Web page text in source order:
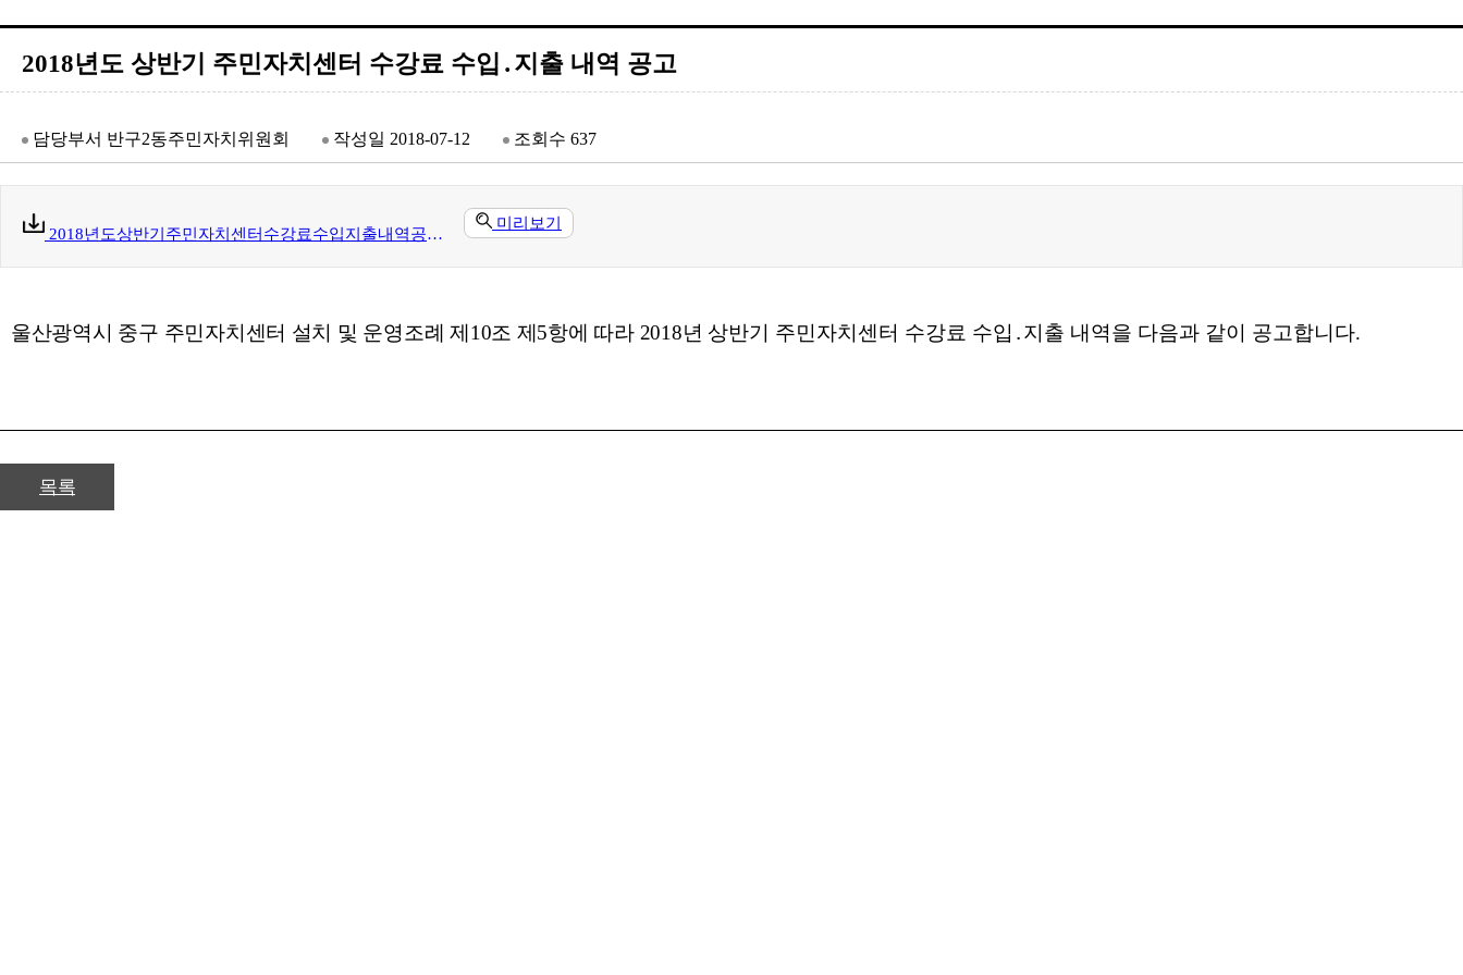
2018년도 상반기 주민자치센터 수강료 수입․지출 내역 공고
담당부서 반구2동주민자치위원회 작성일 2018-07-12 조회수 637
2018년도상반기주민자치센터수강료수입지출내역공고.hwp(20 kb)
미리보기
울산광역시 중구 주민자치센터 설치 및 운영조례 제10조 제5항에 따라 2018년 상반기 주민자치센터 수강료 수입 ․지출 내역을 다음과 같이 공고합니다.
목록